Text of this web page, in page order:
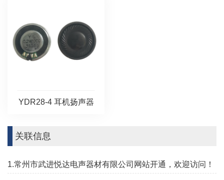
YDR28-4 耳机扬声器
关联信息
1.常州市武进悦达电声器材有限公司网站开通，欢迎访问！